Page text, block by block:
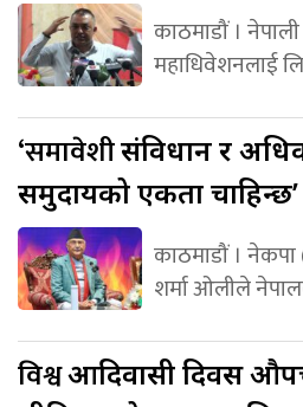
काठमाडौं ।
महाधिवेशनलाई
‘समावेशीसंविधान र
समुदायको एकता
काठमाडौं ।
शर्मा ओलीले
विश्वआदिवासी दिवस